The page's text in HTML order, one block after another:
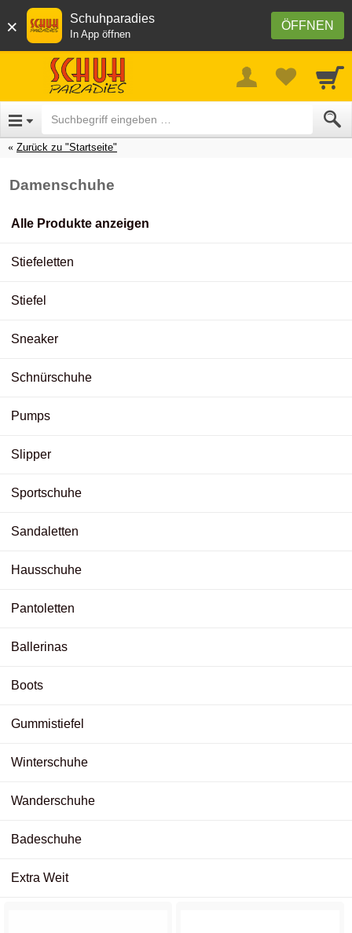
× ÖFFNEN
Schuhparadies
In App öffnen
Zurück zu "Startseite"
Damenschuhe
Alle Produkte anzeigen
Stiefeletten
Stiefel
Sneaker
Schnürschuhe
Pumps
Slipper
Sportschuhe
Sandaletten
Hausschuhe
Pantoletten
Ballerinas
Boots
Gummistiefel
Winterschuhe
Wanderschuhe
Badeschuhe
Extra Weit